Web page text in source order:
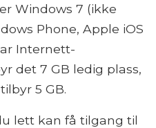
Windows 7 (ikke
Phone, Apple iOS
Internett-
det 7 GB ledig plass,
5 GB.
lett kan få tilgang til